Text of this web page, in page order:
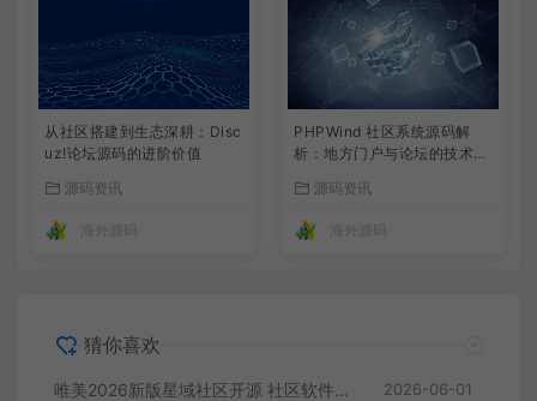
从社区搭建到生态深耕：Disc
uz!论坛源码的进阶价值
源码资讯
海外源码
PHPWind 社区系统源码解
析：地方门户与论坛的技术实
源码资讯
海外源码
猜你喜欢
唯美2026新版星域社区开源 社区软件三端APP源码 2026-06-01